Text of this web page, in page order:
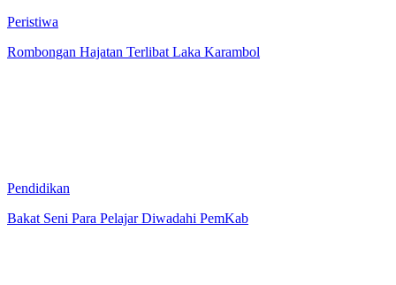
Peristiwa
Rombongan Hajatan Terlibat Laka Karambol
Pendidikan
Bakat Seni Para Pelajar Diwadahi PemKab